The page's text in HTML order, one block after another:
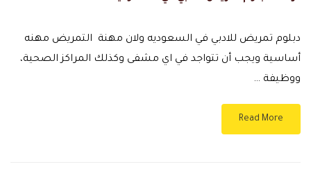
دبلوم تمريض للادبي في السعوديه ولان مهنة التمريض مهنه
أساسية ويجب أن تتواجد في اي مشفى وكذلك المراكز الصحية،
ووظيفة …
Read More